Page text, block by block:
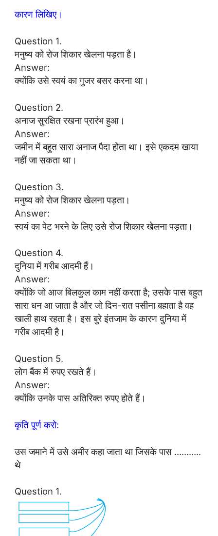
कारण लिखिए।
Question 1.
मनुष्य को रोज शिकार खेलना पड़ता है।
Answer:
क्योंकि उसे स्वयं का गुजर बसर करना था।
Question 2.
अनाज सुरक्षित रखना प्रारंभ हुआ।
Answer:
जमीन में बहुत सारा अनाज पैदा होता था। इसे एकदम खाया
नहीं जा सकता था।
Question 3.
मनुष्य को रोज शिकार खेलना पड़ता।
Answer:
स्वयं का पेट भरने के लिए उसे रोज शिकार खेलना पड़ता।
Question 4.
दुनिया में गरीब आदमी हैं।
Answer:
क्योंकि जो आज बिलकुल काम नहीं करता है; उसके पास बहुत
सारा धन आ जाता है और जो दिन-रात पसीना बहाता है वह
खाली हाथ रहता है। इस बुरे इंतजाम के कारण दुनिया में
गरीब आदमी है।
Question 5.
लोग बैंक में रुपए रखते हैं।
Answer:
क्योंकि उनके पास अतिरिक्त रुपए होते हैं।
कृति पूर्ण करो:
उस जमाने में उसे अमीर कहा जाता था जिसके पास ………..
थे
Question 1.